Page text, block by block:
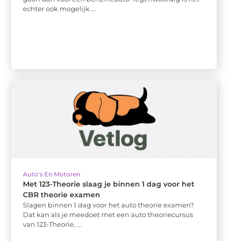
echter ook mogelijk ...
Auto's En Motoren
Met 123-Theorie slaag je binnen 1 dag voor het
CBR theorie examen
Slagen binnen 1 dag voor het auto theorie examen?
Dat kan als je meedoet met een auto theoriecursus
van 123-Theorie, ...